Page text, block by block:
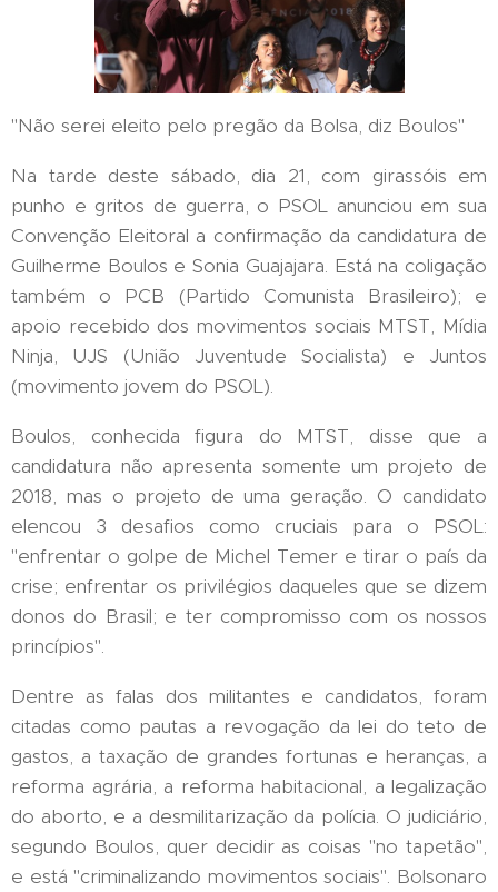
"Não serei eleito pelo pregão da Bolsa, diz Boulos''
Na tarde deste sábado, dia 21, com girassóis em
punho e gritos de guerra, o PSOL anunciou em sua
Convenção Eleitoral a confirmação da candidatura de
Guilherme Boulos e Sonia Guajajara. Está na coligação
também o PCB (Partido Comunista Brasileiro); e
apoio recebido dos movimentos sociais MTST, Mídia
Ninja, UJS (União Juventude Socialista) e Juntos
(movimento jovem do PSOL).
Boulos, conhecida figura do MTST, disse que a
candidatura não apresenta somente um projeto de
2018, mas o projeto de uma geração. O candidato
elencou 3 desafios como cruciais para o PSOL:
"enfrentar o golpe de Michel Temer e tirar o país da
crise; enfrentar os privilégios daqueles que se dizem
donos do Brasil; e ter compromisso com os nossos
princípios''.
Dentre as falas dos militantes e candidatos, foram
citadas como pautas a revogação da lei do teto de
gastos, a taxação de grandes fortunas e heranças, a
reforma agrária, a reforma habitacional, a legalização
do aborto, e a desmilitarização da polícia. O judiciário,
segundo Boulos, quer decidir as coisas "no tapetão",
e está "criminalizando movimentos sociais". Bolsonaro